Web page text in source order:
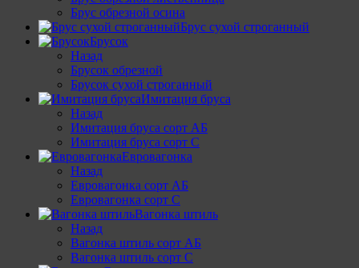
Брус обрезной осина
Брус сухой строганный
Брусок
Назад
Брусок обрезной
Брусок сухой строганный
Имитация бруса
Назад
Имитация бруса сорт АБ
Имитация бруса сорт С
Евровагонка
Назад
Евровагонка сорт АБ
Евровагонка сорт С
Вагонка штиль
Назад
Вагонка штиль сорт АБ
Вагонка штиль сорт С